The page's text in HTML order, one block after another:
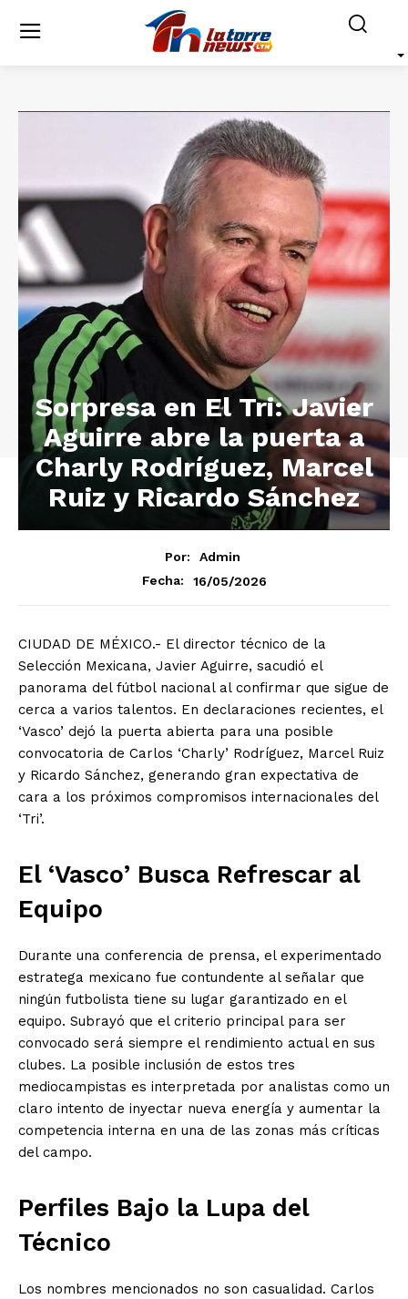
Sorpresa en El Tri: Javier
Aguirre abre la puerta a
Charly Rodríguez, Marcel
Ruiz y Ricardo Sánchez
Por:
Admin
Fecha:
16/05/2026
CIUDAD DE MÉXICO.- El director técnico de la
Selección Mexicana, Javier Aguirre, sacudió el
panorama del fútbol nacional al confirmar que sigue de
cerca a varios talentos. En declaraciones recientes, el
‘Vasco’ dejó la puerta abierta para una posible
convocatoria de Carlos ‘Charly’ Rodríguez, Marcel Ruiz
y Ricardo Sánchez, generando gran expectativa de
cara a los próximos compromisos internacionales del
‘Tri’.
El ‘Vasco’ Busca Refrescar al
Equipo
Durante una conferencia de prensa, el experimentado
estratega mexicano fue contundente al señalar que
ningún futbolista tiene su lugar garantizado en el
equipo. Subrayó que el criterio principal para ser
convocado será siempre el rendimiento actual en sus
clubes. La posible inclusión de estos tres
mediocampistas es interpretada por analistas como un
claro intento de inyectar nueva energía y aumentar la
competencia interna en una de las zonas más críticas
del campo.
Perfiles Bajo la Lupa del
Técnico
Los nombres mencionados no son casualidad. Carlos